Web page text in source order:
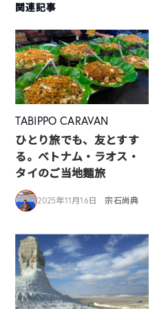
関連記事
TABIPPO CARAVAN
ひとり旅でも、友とすす
る。ベトナム・ラオス・
タイのご当地麺旅
2025年11月16日 宗石尚典